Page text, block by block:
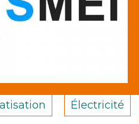
Électricité